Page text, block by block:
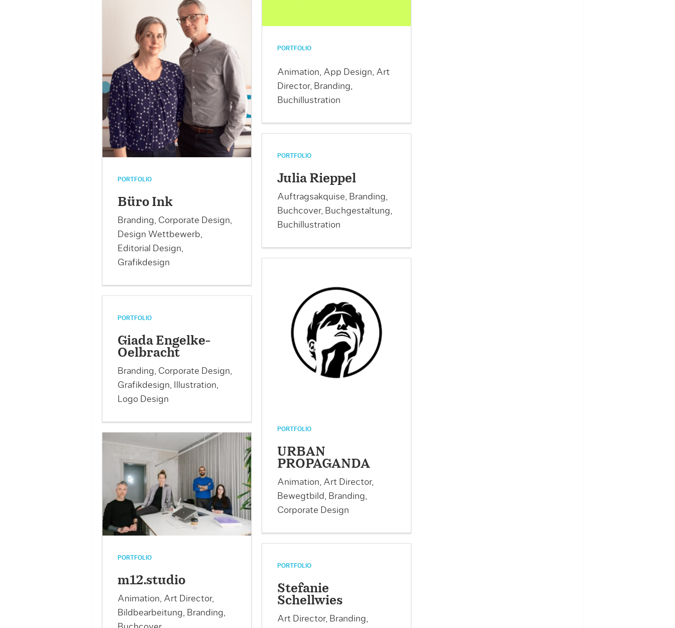
PORTFOLIO
Büro Ink
Branding, Corporate Design,
Design Wettbewerb,
Editorial Design,
Grafikdesign
PORTFOLIO
Animation, App Design, Art
Director, Branding,
Buchillustration
PORTFOLIO
Giada Engelke-
Oelbracht
Branding, Corporate Design,
Grafikdesign, Illustration,
Logo Design
PORTFOLIO
Julia Rieppel
Auftragsakquise, Branding,
Buchcover, Buchgestaltung,
Buchillustration
PORTFOLIO
m12.studio
Animation, Art Director,
Bildbearbeitung, Branding,
PORTFOLIO
URBAN
PROPAGANDA
Animation, Art Director,
Bewegtbild, Branding,
Corporate Design
PORTFOLIO
Stefanie
Schellwies
Art Director, Branding,